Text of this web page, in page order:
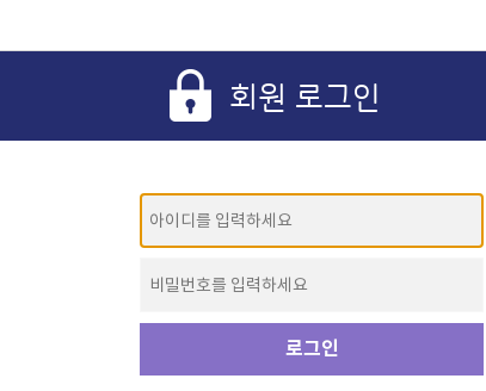
회원 로그인